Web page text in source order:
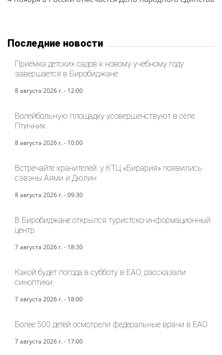
Последние новости
Приёмка детских садов к новому учебному году
завершается в Биробиджане
8 августа 2026 г. - 12:00
Волейбольную площадку усовершенствуют в селе
Птичник
8 августа 2026 г. - 10:00
Встречайте хранителей: у КТЦ «Бирария» появились
сэвэны Аями и Дюлин
8 августа 2026 г. - 09:30
В Биробиджане открылся туристско-информационный
центр
7 августа 2026 г. - 18:30
Какой будет погода в субботу в ЕАО, рассказали
синоптики
7 августа 2026 г. - 18:00
Более 500 детей осмотрели федеральные врачи в ЕАО
7 августа 2026 г. - 17:00